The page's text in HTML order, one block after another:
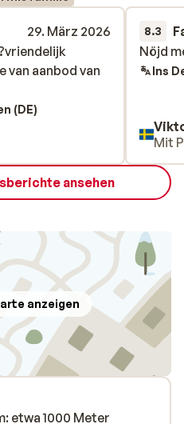
29. März 2026
van aanbod van
van aanbod van
(DE)
8.3
Nöjd
Nöjd
Ins
Mit
ansehen
anzeigen
etwa 1000 Meter